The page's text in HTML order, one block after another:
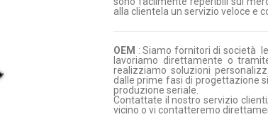
alla clientela un servizio veloce e
OEM : Siamo fornitori di società
lavoriamo direttamente o
realizziamo soluzioni
dalle prime fasi di progettazione
produzione seriale.
Contattate il nostro servizio
vicino o vi contatteremo